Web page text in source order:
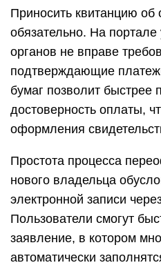
Приносить квитанцию
обязательно. На портале
органов не вправе
подтверждающие
бумаг позволит быстрее
достоверность оплаты,
оформления
Простота процесса
нового владельца
электронной записи
Пользователи смогут
заявление, в котором
автоматически